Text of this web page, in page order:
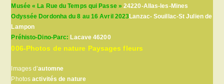
Musée « La Rue du Temps qui Passe » 24220-Allas-les-Mines
Odyssée Dordonha du 8 au 16 Avril 2023Lanzac- Souillac-St Julien de
Lampon
Préhisto-Dino-Parc: Lacave 46200
006-Photos de nature Paysages fleurs
Images d’automne
Photosactivités de nature